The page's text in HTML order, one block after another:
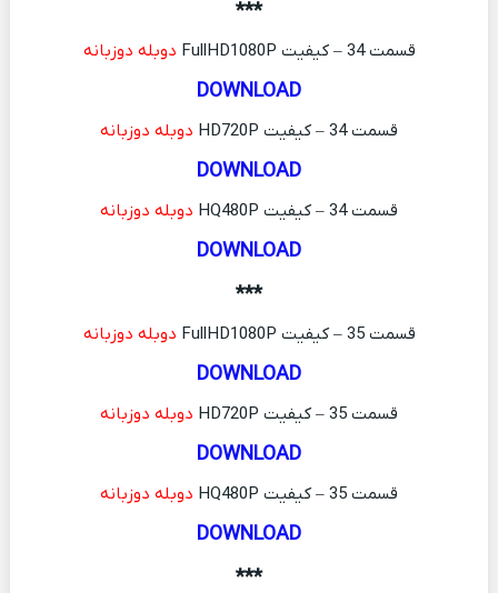
***
قسمت 34 – کیفیت FullHD1080P دوبله دوزبانه
DOWNLOAD
قسمت 34 – کیفیت HD720P دوبله دوزبانه
DOWNLOAD
قسمت 34 – کیفیت HQ480P دوبله دوزبانه
DOWNLOAD
***
قسمت 35 – کیفیت FullHD1080P دوبله دوزبانه
DOWNLOAD
قسمت 35 – کیفیت HD720P دوبله دوزبانه
DOWNLOAD
قسمت 35 – کیفیت HQ480P دوبله دوزبانه
DOWNLOAD
***